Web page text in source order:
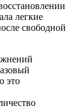
легкие
свободной
это